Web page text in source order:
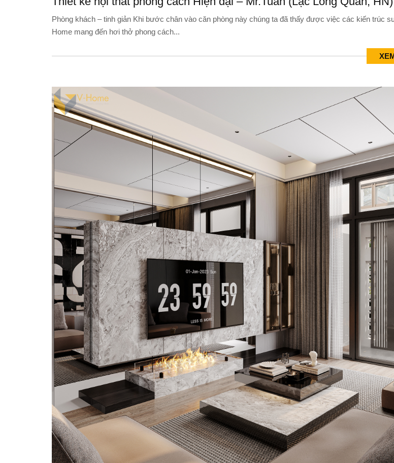
Phòng khách – tinh giản Khi bước chân vào căn phòng này chúng ta đã thấy được việc các kiến trúc
Home mang đến hơi thở phong cách...